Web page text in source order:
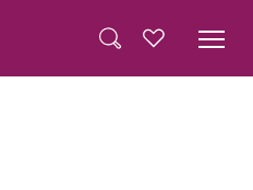
Translate